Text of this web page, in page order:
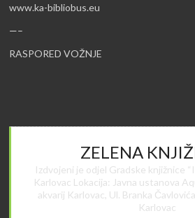
www.ka-bibliobus.eu
—–
RASPORED VOŽNJE
ZELENA
Izdvojeni je odjel Gradske knjižnice
Karlovac Lokacija: Javna ustanova
akvarij Karlovac, Ul. Branka
Karlovac